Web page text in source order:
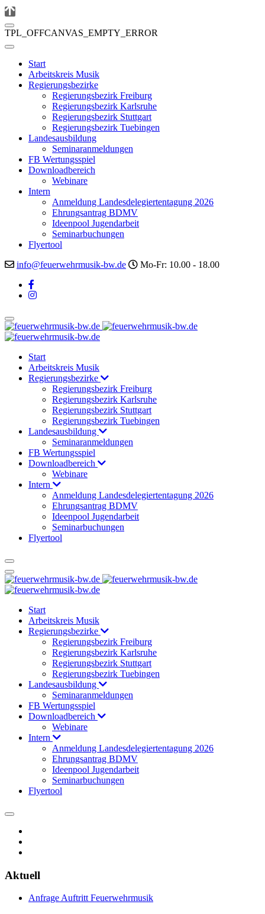
TPL_OFFCANVAS_EMPTY_ERROR
Start
Arbeitskreis Musik
Regierungsbezirke
Regierungsbezirk Freiburg
Regierungsbezirk Karlsruhe
Regierungsbezirk Stuttgart
Regierungsbezirk Tuebingen
Landesausbildung
Seminaranmeldungen
FB Wertungsspiel
Downloadbereich
Webinare
Intern
Anmeldung Landesdelegiertentagung 2026
Ehrungsantrag BDMV
Ideenpool Jugendarbeit
Seminarbuchungen
Flyertool
info@feuerwehrmusik-bw.de
Mo-Fr: 10.00 - 18.00
Start
Arbeitskreis Musik
Regierungsbezirke
Regierungsbezirk Freiburg
Regierungsbezirk Karlsruhe
Regierungsbezirk Stuttgart
Regierungsbezirk Tuebingen
Landesausbildung
Seminaranmeldungen
FB Wertungsspiel
Downloadbereich
Webinare
Intern
Anmeldung Landesdelegiertentagung 2026
Ehrungsantrag BDMV
Ideenpool Jugendarbeit
Seminarbuchungen
Flyertool
Start
Arbeitskreis Musik
Regierungsbezirke
Regierungsbezirk Freiburg
Regierungsbezirk Karlsruhe
Regierungsbezirk Stuttgart
Regierungsbezirk Tuebingen
Landesausbildung
Seminaranmeldungen
FB Wertungsspiel
Downloadbereich
Webinare
Intern
Anmeldung Landesdelegiertentagung 2026
Ehrungsantrag BDMV
Ideenpool Jugendarbeit
Seminarbuchungen
Flyertool
Aktuell
Anfrage Auftritt Feuerwehrmusik